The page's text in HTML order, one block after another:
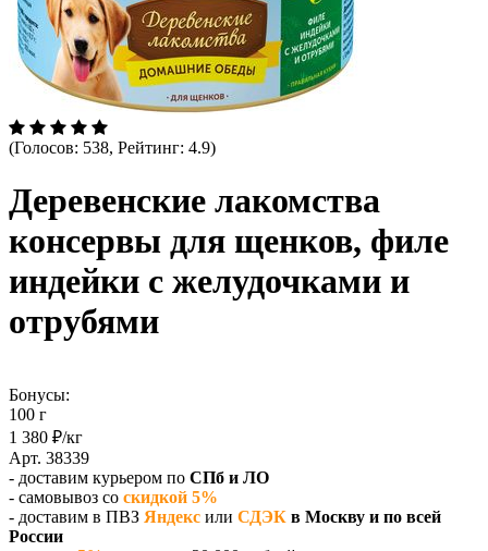
(Голосов: 538, Рейтинг: 4.9)
Деревенские лакомства
консервы для щенков, филе
индейки с желудочками и
отрубями
Бонусы:
100 г
1 380 ₽/кг
Арт. 38339
- доставим курьером по СПб и ЛО
- самовывоз со скидкой 5%
- доставим в ПВЗ Яндекс или СДЭК в Москву и по всей
России